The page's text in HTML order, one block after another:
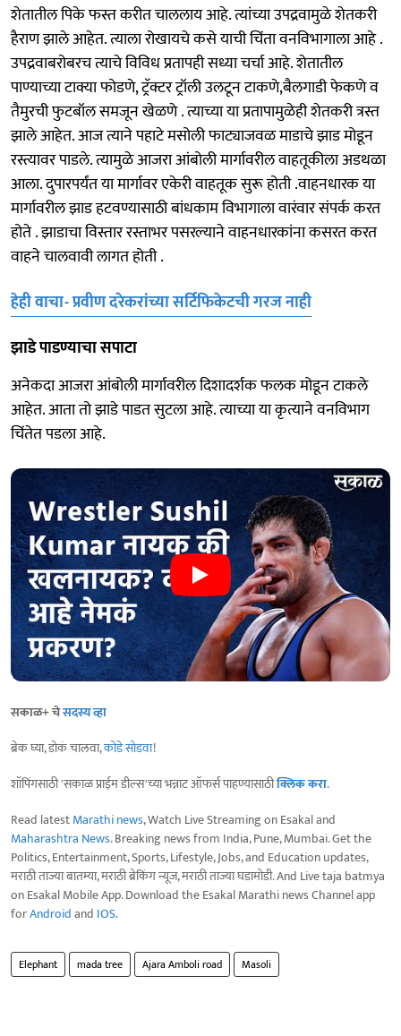
शेतातील पिके फस्त करीत चाललाय आहे. त्यांच्या उपद्रवामुळे शेतकरी
हैराण झाले आहेत. त्याला रोखायचे कसे याची चिंता वनविभागाला आहे .
उपद्रवाबरोबरच त्याचे विविध प्रतापही सध्या चर्चा आहे. शेतातील
पाण्याच्या टाक्या फोडणे, ट्रॅक्टर ट्रॉली उलटून टाकणे,बैलगाडी फेकणे व
तैमुरची फुटबॉल समजून खेळणे . त्याच्या या प्रतापामुळेही शेतकरी त्रस्त
झाले आहेत. आज त्याने पहाटे मसोली फाट्याजवळ माडाचे झाड मोडून
रस्त्यावर पाडले. त्यामुळे आजरा आंबोली मार्गावरील वाहतूकीला अडथळा
आला. दुपारपर्यंत या मार्गावर एकेरी वाहतूक सुरू होती .वाहनधारक या
मार्गावरील झाड हटवण्यासाठी बांधकाम विभागाला वारंवार संपर्क करत
होते . झाडाचा विस्तार रस्ताभर पसरल्याने वाहनधारकांना कसरत करत
वाहने चालवावी लागत होती .
हेही वाचा- प्रवीण दरेकरांच्या सर्टिफिकेटची गरज नाही
झाडे पाडण्याचा सपाटा
अनेकदा आजरा आंबोली मार्गावरील दिशादर्शक फलक मोडून टाकले
आहेत. आता तो झाडे पाडत सुटला आहे. त्याच्या या कृत्याने वनविभाग
चिंतेत पडला आहे.
सकाळ+ चेसदस्य व्हा
ब्रेक घ्या, डोकं चालवा,कोडे सोडवा!
शॉपिंगसाठी 'सकाळ प्राईम डील्स'च्या भन्नाट ऑफर्स पाहण्यासाठीक्लिक करा.
Read latestMarathi news, Watch Live Streaming on Esakal and
Maharashtra News. Breaking news from India, Pune, Mumbai. Get the
Politics, Entertainment, Sports, Lifestyle, Jobs, and Education updates,
मराठी ताज्या बातम्या, मराठी ब्रेकिंग न्यूज, मराठी ताज्या घडामोडी. And Live taja batmya
on Esakal Mobile App. Download the Esakal Marathi news Channel app
forAndroidand IOS.
Elephant mada tree Ajara Amboli road Masoli